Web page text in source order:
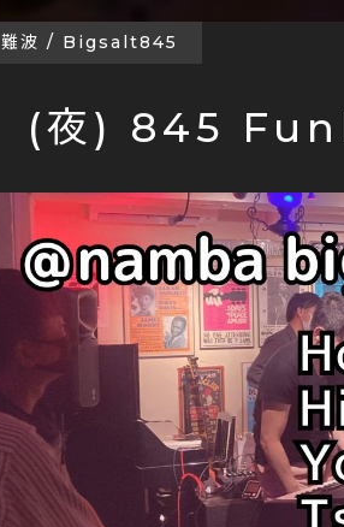
(夜) 845
難波 / Bigsalt845